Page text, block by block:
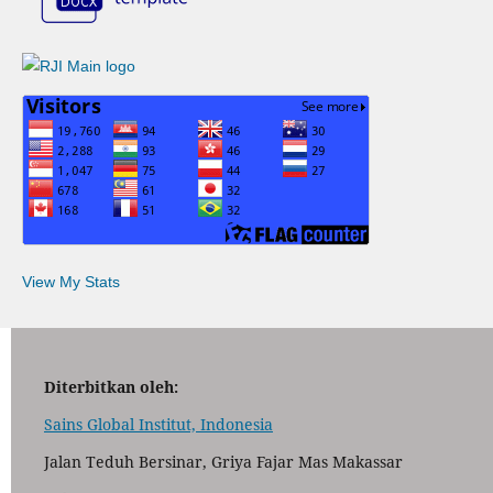
View My Stats
Diterbitkan oleh:
Sains Global Institut, Indonesia
Jalan Teduh Bersinar, Griya Fajar Mas Makassar